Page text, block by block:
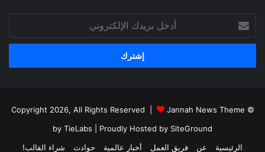
بريدك
الإلكتروني
© Copyright 2026, All Rights Reserved |
Jannah News Theme
by TieLabs | Proudly Hosted by SiteGround
الرئيسية
عن فريق العمل أخبار عالمية حوادث شراء القالب!